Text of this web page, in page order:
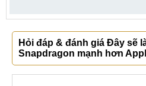
Hỏi đáp & đánh giá Đây sẽ
Snapdragon mạnh hơn